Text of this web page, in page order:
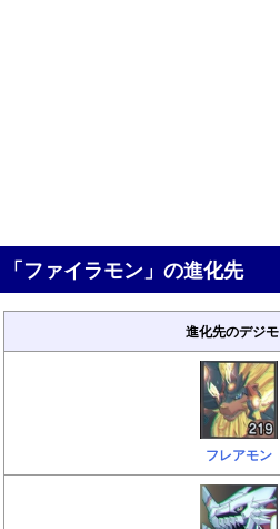
「ファイラモン」の進化先
進化先のデジ
フレアモン